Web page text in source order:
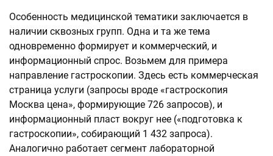
Особенность медицинской тематики заключается в
наличии сквозных групп. Одна и та же тема
одновременно формирует и коммерческий, и
информационный спрос. Возьмем для примера
направление гастроскопии. Здесь есть коммерческая
страница услуги (запросы вроде «гастроскопия
Москва цена», формирующие 726 запросов), и
информационный пласт вокруг нее («подготовка к
гастроскопии», собирающий 1 432 запроса).
Аналогично работает сегмент лабораторной